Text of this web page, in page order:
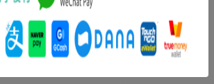
下ろしました。
ある人、家庭内でのコミュニケーションが
、これから結婚して家庭を築きたいと思っ
もたちに学んだこと。ＳＮＳ総フォロワー
の日常」の爆笑エッセイ。